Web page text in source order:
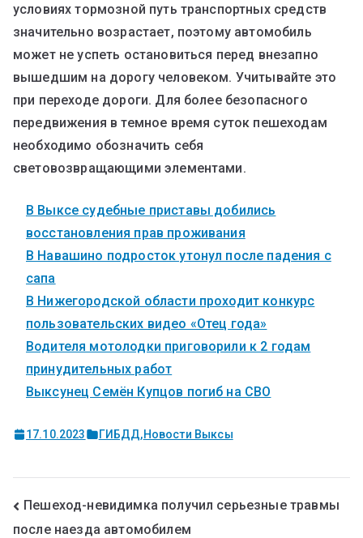
условиях тормозной путь транспортных средств
значительно возрастает, поэтому автомобиль
может не успеть остановиться перед внезапно
вышедшим на дорогу человеком. Учитывайте это
при переходе дороги. Для более безопасного
передвижения в темное время суток пешеходам
необходимо обозначить себя
световозвращающими элементами.
В Выксе судебные приставы добились
восстановления прав проживания
В Навашино подросток утонул после падения с
сапа
В Нижегородской области проходит конкурс
пользовательских видео «Отец года»
Водителя мотолодки приговорили к 2 годам
принудительных работ
Выксунец Семён Купцов погиб на СВО
17.10.2023 ГИБДД,Новости Выксы
Пешеход-невидимка получил серьезные травмы
после наезда автомобилем